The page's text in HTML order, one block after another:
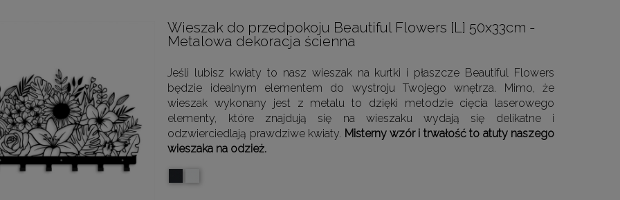
Wieszak do przedpokoju Beautiful Flowers [L] 50x33cm -
Metalowa dekoracja ścienna
Jeśli lubisz kwiaty to nasz wieszak na kurtki i płaszcze Beautiful Flowers
będzie idealnym elementem do wystroju Twojego wnętrza. Mimo, że
wieszak wykonany jest z metalu to dzięki metodzie cięcia laserowego
elementy, które znajdują się na wieszaku wydają się delikatne i
odzwierciedlają prawdziwe kwiaty. Misterny wzór i trwałość to atuty naszego
wieszaka na odzież.